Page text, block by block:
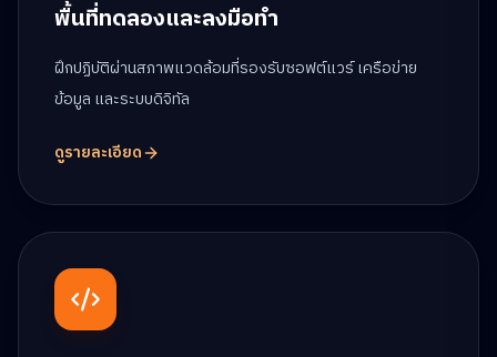
พื้นที่ทดลองและลงมือทำ
ฝึกปฏิบัติผ่านสภาพแวดล้อมที่รองรับซอฟต์แวร์ เครือข่าย
ข้อมูล และระบบดิจิทัล
ดูรายละเอียด